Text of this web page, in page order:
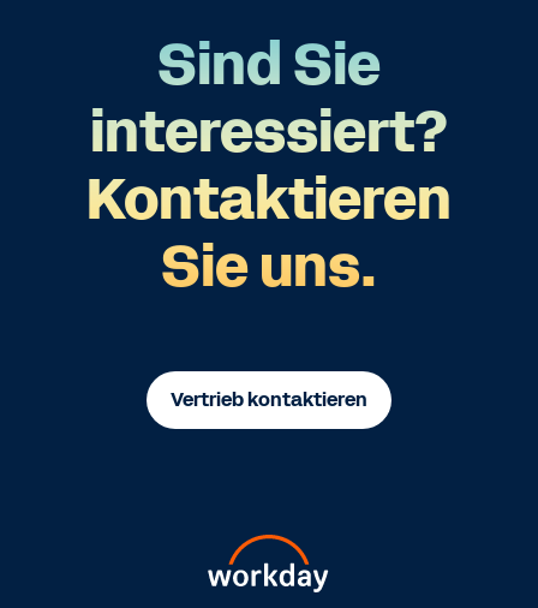
Sind Sie
interessiert?
Kontaktieren
Sie uns.
Vertrieb kontaktieren